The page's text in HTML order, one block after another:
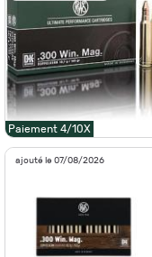
Paiement 4/10X
ajouté le 07/08/2026